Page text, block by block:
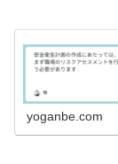
yoganbe.com